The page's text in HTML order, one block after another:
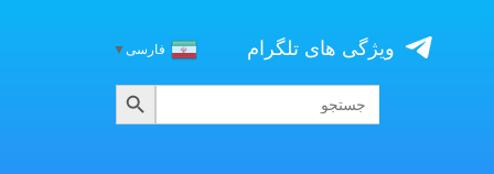
content
ویژگی های تلگرام فارسی▼
جستجو
برای:
جستجو